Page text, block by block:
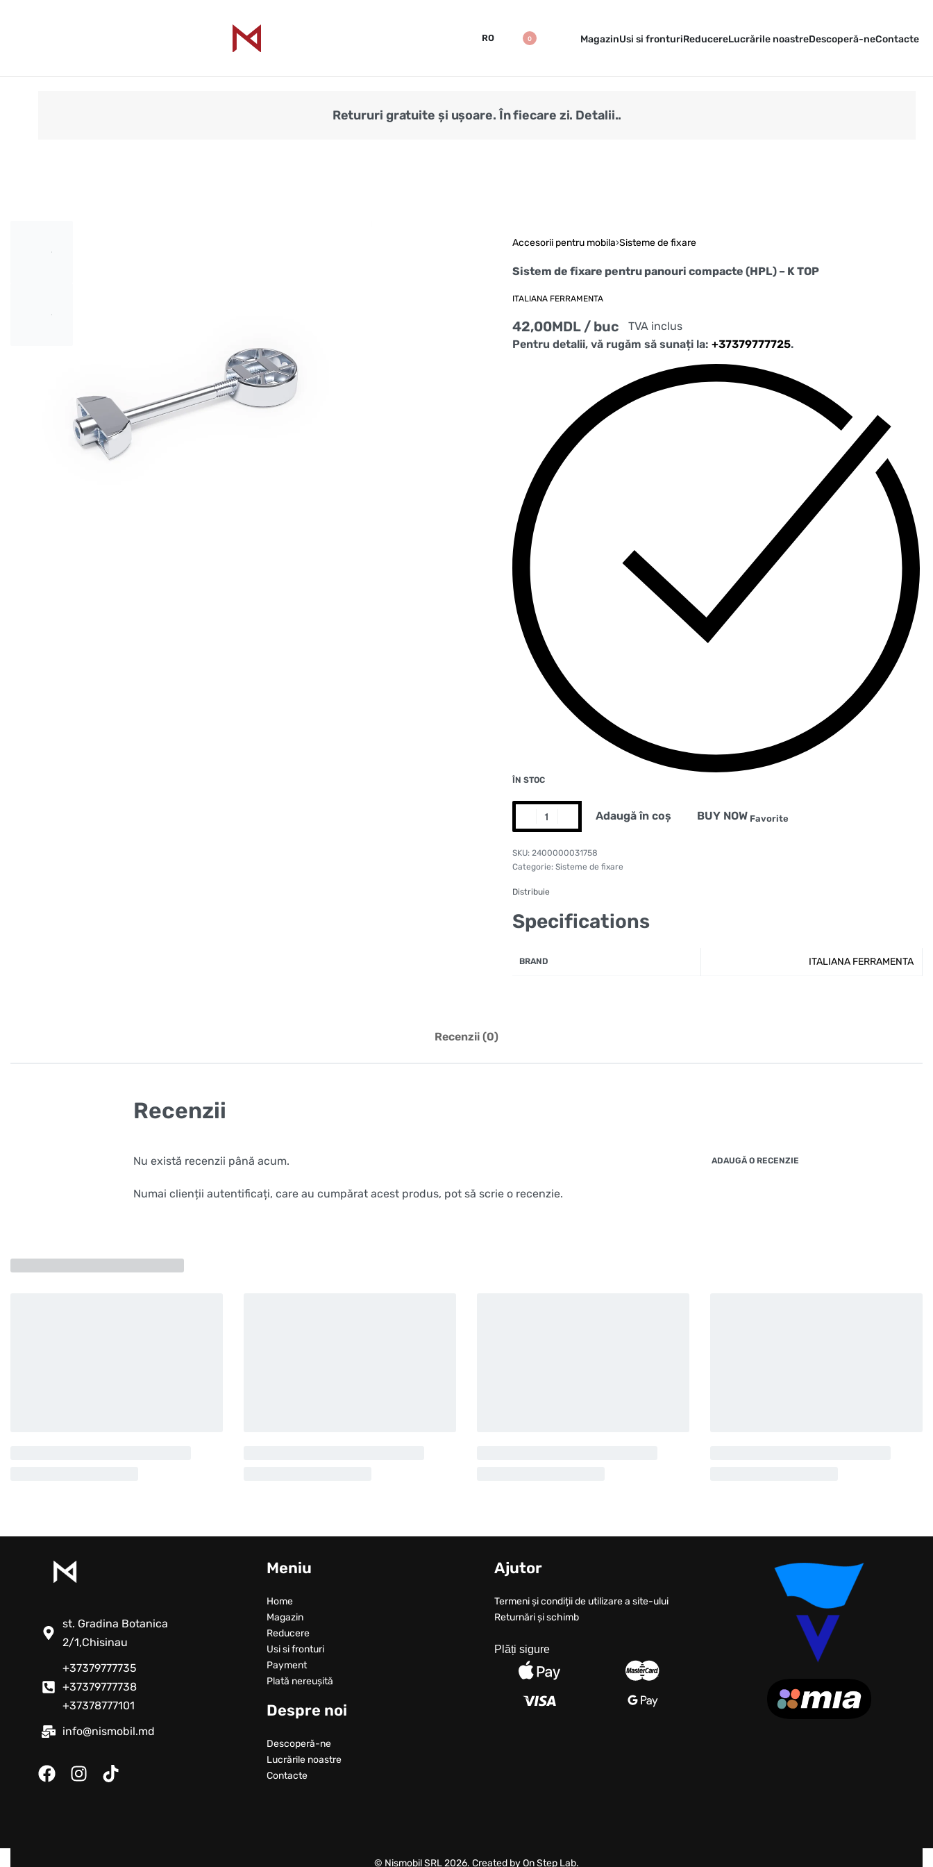
RO 0 MagazinUsi si fronturiReducereLucrările noastreDescoperă-neContacte
Retururi gratuite și ușoare. În fiecare zi. Detalii..
Accesorii pentru mobila›Sisteme de fixare
Sistem de fixare pentru panouri compacte (HPL) – K TOP
ITALIANA FERRAMENTA
42,00MDL/ buc
TVA inclus
Pentru detalii, vă rugăm să sunați la: +37379777725.
ÎN STOC
Adaugă în coș BUY NOW Favorite
2400000031758
Categorie: Sisteme de fixare
Distribuie
Specifications
BRAND ITALIANA FERRAMENTA
Recenzii (0)
Recenzii
Nu există recenzii până acum. ADAUGĂ O RECENZIE
Numai clienții autentificați, care au cumpărat acest produs, pot să scrie o recenzie.
st. Gradina Botanica
2/1,Chisinau
+37379777735
+37379777738
+37378777101
info@nismobil.md
Meniu
Home
Magazin
Reducere
Usi si fronturi
Payment
Plată nereușită
Despre noi
Descoperă-ne
Lucrările noastre
Contacte
Ajutor
Termeni și condiții de utilizare a site-ului
Returnări și schimb
Plăți sigure
© Nismobil SRL 2026. Created by On Step Lab.